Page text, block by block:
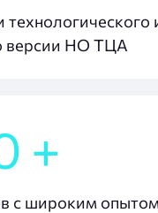
технологического
версии НО ТЦА
+
с широким